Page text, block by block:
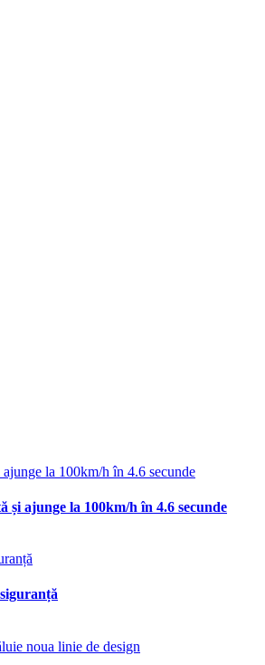
și ajunge la 100km/h în 4.6 secunde